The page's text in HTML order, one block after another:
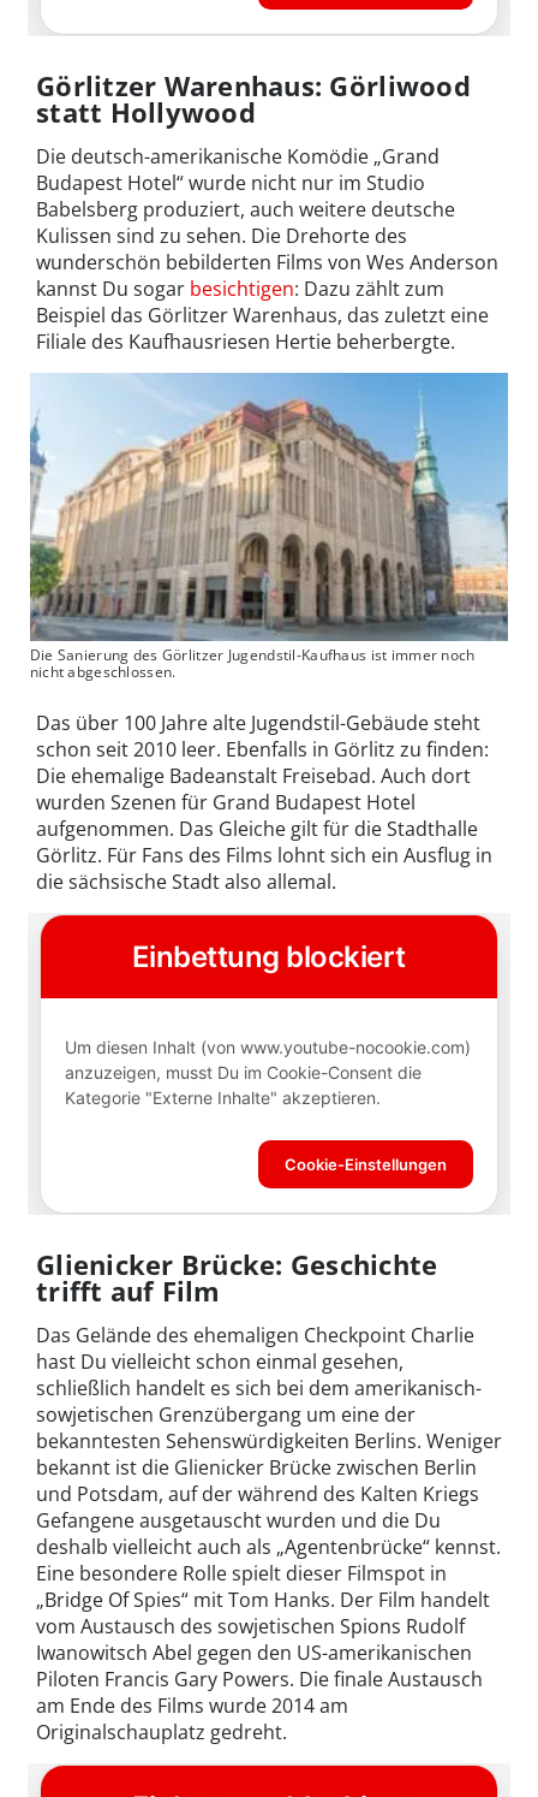
Görlitzer Warenhaus: Görliwood
statt Hollywood
Die deutsch-amerikanische Komödie „Grand
Budapest Hotel“ wurde nicht nur im Studio
Babelsberg produziert, auch weitere deutsche
Kulissen sind zu sehen. Die Drehorte des
wunderschön bebilderten Films von Wes Anderson
kannst Du sogar besichtigen: Dazu zählt zum
Beispiel das Görlitzer Warenhaus, das zuletzt eine
Filiale des Kaufhausriesen Hertie beherbergte.
Die Sanierung des Görlitzer Jugendstil-Kaufhaus ist immer noch
nicht abgeschlossen.
Das über 100 Jahre alte Jugendstil-Gebäude steht
schon seit 2010 leer. Ebenfalls in Görlitz zu finden:
Die ehemalige Badeanstalt Freisebad. Auch dort
wurden Szenen für Grand Budapest Hotel
aufgenommen. Das Gleiche gilt für die Stadthalle
Görlitz. Für Fans des Films lohnt sich ein Ausflug in
die sächsische Stadt also allemal.
Glienicker Brücke: Geschichte
trifft auf Film
Das Gelände des ehemaligen Checkpoint Charlie
hast Du vielleicht schon einmal gesehen,
schließlich handelt es sich bei dem amerikanisch-
sowjetischen Grenzübergang um eine der
bekanntesten Sehenswürdigkeiten Berlins. Weniger
bekannt ist die Glienicker Brücke zwischen Berlin
und Potsdam, auf der während des Kalten Kriegs
Gefangene ausgetauscht wurden und die Du
deshalb vielleicht auch als „Agentenbrücke“ kennst.
Eine besondere Rolle spielt dieser Filmspot in
„Bridge Of Spies“ mit Tom Hanks. Der Film handelt
vom Austausch des sowjetischen Spions Rudolf
Iwanowitsch Abel gegen den US-amerikanischen
Piloten Francis Gary Powers. Die finale Austausch
am Ende des Films wurde 2014 am
Originalschauplatz gedreht.